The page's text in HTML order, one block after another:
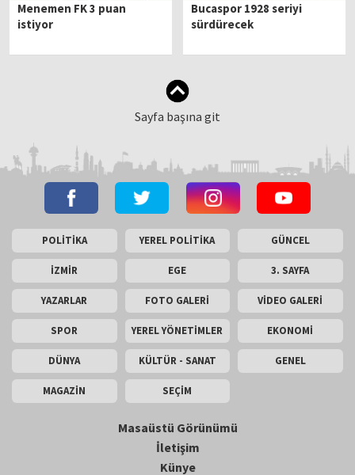
Menemen FK 3 puan
istiyor
Bucaspor 1928 seriyi
sürdürecek
Sayfa başına git
POLİTİKA YEREL POLİTİKA GÜNCEL
İZMİR EGE 3. SAYFA
YAZARLAR FOTO GALERİ VİDEO GALERİ
SPOR YEREL YÖNETİMLER EKONOMİ
DÜNYA KÜLTÜR - SANAT GENEL
MAGAZİN SEÇİM
Masaüstü Görünümü
İletişim
Künye